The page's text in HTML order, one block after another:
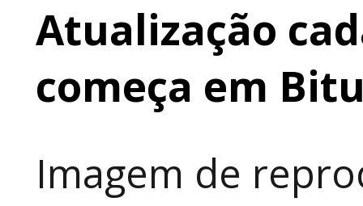
Atualização
começa em
Imagem de